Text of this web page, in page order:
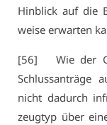
Hin­blick auf die
wei­se er­war­ten
[56] Wie der
Schluss­an­trä­ge
nicht da­durch
zeug­typ über